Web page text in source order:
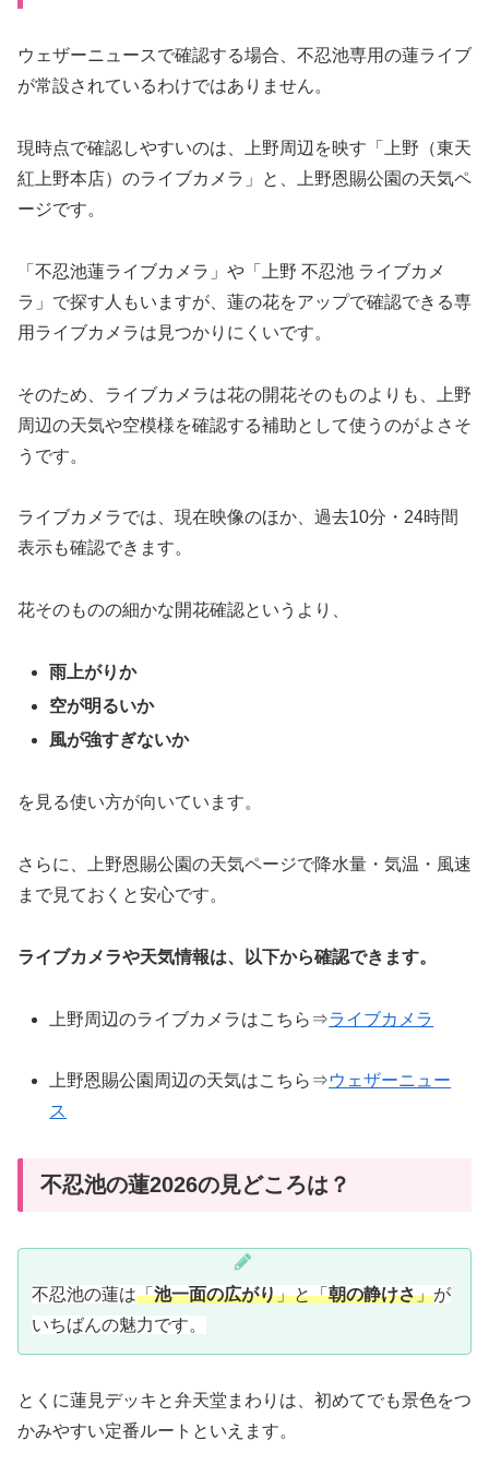
ウェザーニュースで確認する場合、不忍池専用の蓮ライブ
が常設されているわけではありません。
現時点で確認しやすいのは、上野周辺を映す「上野（東天
紅上野本店）のライブカメラ」と、上野恩賜公園の天気ペ
ージです。
「不忍池蓮ライブカメラ」や「上野 不忍池 ライブカメ
ラ」で探す人もいますが、蓮の花をアップで確認できる専
用ライブカメラは見つかりにくいです。
そのため、ライブカメラは花の開花そのものよりも、上野
周辺の天気や空模様を確認する補助として使うのがよさそ
うです。
ライブカメラでは、現在映像のほか、過去10分・24時間
表示も確認できます。
花そのものの細かな開花確認というより、
雨上がりか
空が明るいか
風が強すぎないか
を見る使い方が向いています。
さらに、上野恩賜公園の天気ページで降水量・気温・風速
まで見ておくと安心です。
ライブカメラや天気情報は、以下から確認できます。
上野周辺のライブカメラはこちら⇒ライブカメラ
上野恩賜公園周辺の天気はこちら⇒ウェザーニュー
ス
不忍池の蓮2026の見どころは？
不忍池の蓮は「池一面の広がり」と「朝の静けさ」が
いちばんの魅力です。
とくに蓮見デッキと弁天堂まわりは、初めてでも景色をつ
かみやすい定番ルートといえます。